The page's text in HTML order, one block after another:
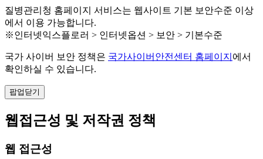
질병관리청 홈페이지 서비스는 웹사이트 기본 보안수준 이상
에서 이용 가능합니다.
※인터넷익스플로러 > 인터넷옵션 > 보안 > 기본수준
국가 사이버 보안 정책은 국가사이버안전센터 홈페이지 에서
확인하실 수 있습니다.
팝업닫기
웹접근성 및 저작권 정책
웹 접근성